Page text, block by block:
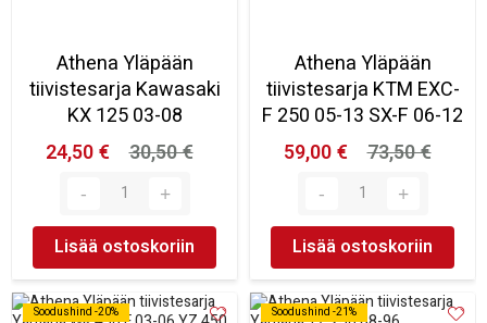
Athena Yläpään
tiivistesarja Kawasaki
KX 125 03-08
24,50 €
30,50 €
Lisää ostoskoriin
Athena Yläpään
tiivistesarja KTM EXC-
F 250 05-13 SX-F 06-12
59,00 €
73,50 €
Lisää ostoskoriin
Soodushind -20%
Soodushind -20%
Soodushind -21%
Soodushind -21%